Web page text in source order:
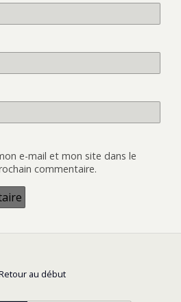
e-mail et mon site dans le
commentaire.
au début